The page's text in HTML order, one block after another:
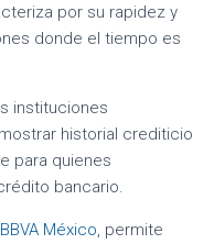
por su rapidez y
donde el tiempo es
instituciones
historial crediticio
para quienes
bancario.
BBVA México, permite